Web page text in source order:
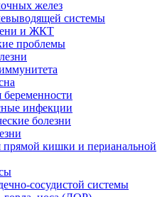
желез
системы
и ЖКТ
проблемы
инфекции
болезни
прямой кишки и перианальной
сосудистой системы